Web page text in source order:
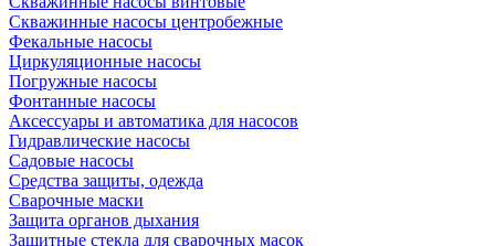
Скважинные насосы центробежные
Фекальные насосы
Циркуляционные насосы
Погружные насосы
Фонтанные насосы
Аксессуары и автоматика для насосов
Гидравлические насосы
Садовые насосы
Средства защиты, одежда
Сварочные маски
Защита органов дыхания
Защитные стекла для сварочных масок